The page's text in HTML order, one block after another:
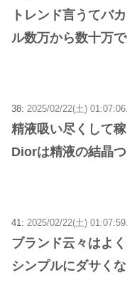
トレンド言うてバ
ル数万から数十万
38: 2025/02/22(土)
精液吸い尽くして
Diorは精液の結晶
41: 2025/02/22(土)
ブランド云々はよ
シンプルにダサく